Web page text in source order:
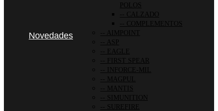
Novedades
POLOS
CALZADO
COMPLEMENTOS
AIMPOINT
ASP
EAGLE
FIRST SPEAR
INFORCE-MIL
MAGPUL
MANTIS
SIMUNITION
SUREFIRE